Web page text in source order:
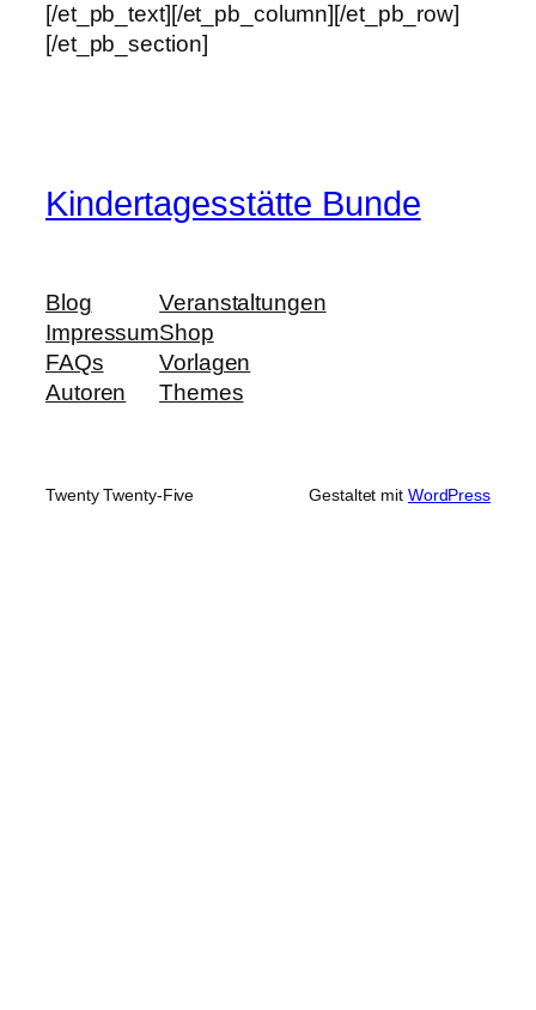
[/et_pb_text][/et_pb_column][/et_pb_row]
[/et_pb_section]
Kindertagesstätte Bunde
Blog
Impressum
FAQs
Autoren
Veranstaltungen
Shop
Vorlagen
Themes
Twenty Twenty-Five Gestaltet mit WordPress